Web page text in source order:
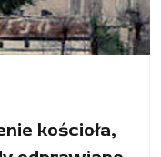
kościoła,